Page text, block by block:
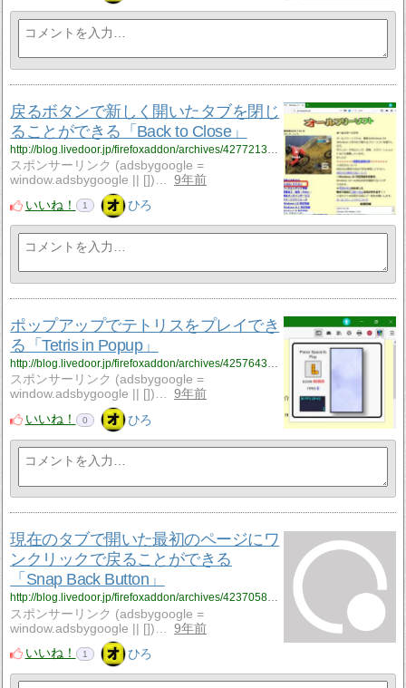
戻るボタンで新しく開いたタブを閉じ
ることができる「Back to Close」
http://blog.livedoor.jp/firefoxaddon/archives/4277213.html
スポンサーリンク (adsbygoogle =
window.adsbygoogle || [])…
9年前
いいね！
1 ひろ
ポップアップでテトリスをプレイでき
る「Tetris in Popup」
http://blog.livedoor.jp/firefoxaddon/archives/4257643.html
スポンサーリンク (adsbygoogle =
window.adsbygoogle || [])…
9年前
いいね！
0 ひろ
現在のタブで開いた最初のページにワ
ンクリックで戻ることができる
「Snap Back Button」
http://blog.livedoor.jp/firefoxaddon/archives/4237058.html
スポンサーリンク (adsbygoogle =
window.adsbygoogle || [])…
9年前
いいね！
1 ひろ